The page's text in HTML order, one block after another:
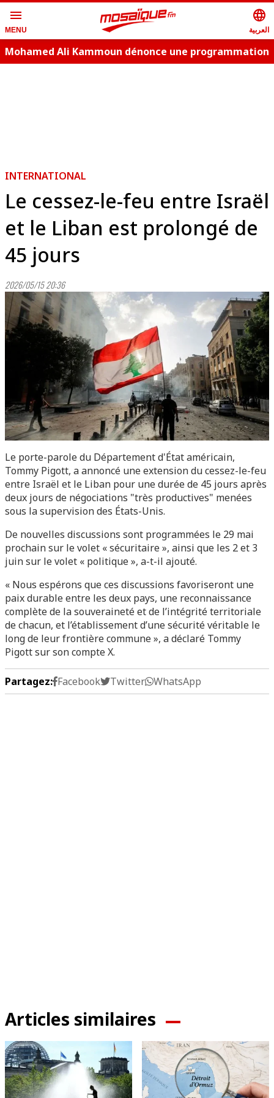
menu
MENU
language
العربية
Mohamed Ali Kammoun dénonce une programmation
INTERNATIONAL
Le cessez-le-feu entre Israël
et le Liban est prolongé de
45 jours
2026/05/15 20:36
Le porte-parole du Département d'État américain,
Tommy Pigott, a annoncé une extension du cessez-le-feu
entre Israël et le Liban pour une durée de 45 jours après
deux jours de négociations "très productives" menées
sous la supervision des États-Unis.
De nouvelles discussions sont programmées le 29 mai
prochain sur le volet « sécuritaire », ainsi que les 2 et 3
juin sur le volet « politique », a-t-il ajouté.
« Nous espérons que ces discussions favoriseront une
paix durable entre les deux pays, une reconnaissance
complète de la souveraineté et de l’intégrité territoriale
de chacun, et l’établissement d’une sécurité véritable le
long de leur frontière commune », a déclaré Tommy
Pigott sur son compte X.
Partagez: Facebook Twitter WhatsApp
Articles similaires